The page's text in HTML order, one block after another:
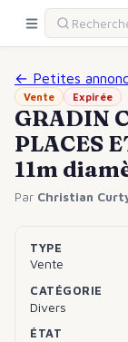
← Petites
Vente Expirée
GRADIN
PLACES
11m
Par Christian
TYPE
Vente
CATÉGORIE
Divers
ÉTAT